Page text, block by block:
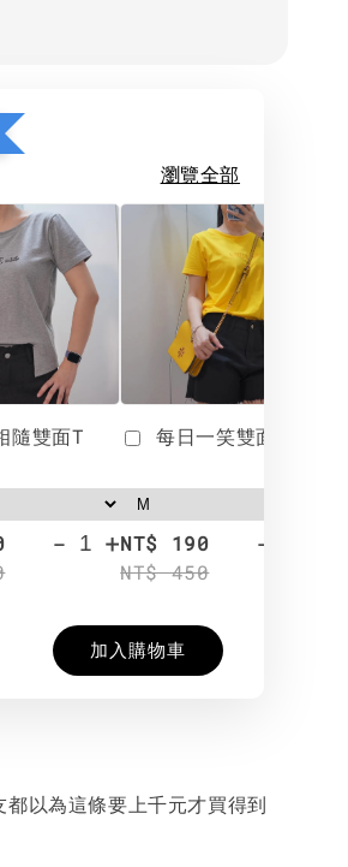
瀏覽全部
隨雙面T
- +
每日一笑雙面T
NT$ 190
NT$ 450
-
加入購物車
以為這條要上千元才買得到